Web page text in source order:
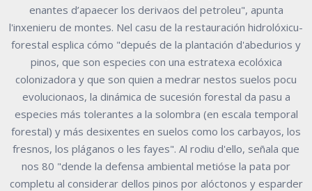
enantes d’apaecer los derivaos del petroleu", apunta
l'inxenieru de montes. Nel casu de la restauración hidrolóxicu-
forestal esplica cómo "depués de la plantación d'abedurios y
pinos, que son especies con una estratexa ecolóxica
colonizadora y que son quien a medrar nestos suelos pocu
evolucionaos, la dinámica de sucesión forestal da pasu a
especies más tolerantes a la solombra (en escala temporal
forestal) y más desixentes en suelos como los carbayos, los
fresnos, los pláganos o les fayes". Al rodiu d'ello, señala que
nos 80 "dende la defensa ambiental metióse la pata por
completu al considerar dellos pinos por alóctonos y esparder